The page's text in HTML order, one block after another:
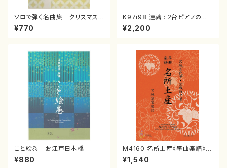
ソロで弾く名曲集 クリスマス・
イブ／恋人がサンタクロース(
箏独奏 /大平光美 編曲/楽
¥770
K97i98 連禱 : 2台ピアノのた
めの（2 Pianos / 菊池 幸夫 /
楽譜）
¥2,200
こと絵巻 お江戸日本橋
¥880
M4160 名所土産《箏曲楽譜》
（箏/宮城喜代子・宮城数江著・
宮城宗家監修/箏曲古典楽譜）
¥1,540